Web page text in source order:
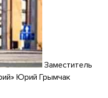
Заместитель
Юрий Грымчак